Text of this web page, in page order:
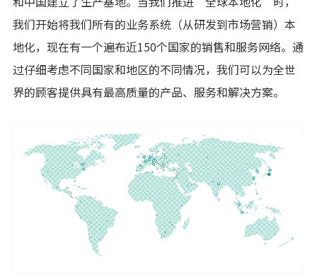
我们开始将我们所有的业务系统（从研发到市场营销）本
地化，现在有一个遍布近150个国家的销售和服务网络。通
过仔细考虑不同国家和地区的不同情况，我们可以为全世
界的顾客提供具有最高质量的产品、服务和解决方案。